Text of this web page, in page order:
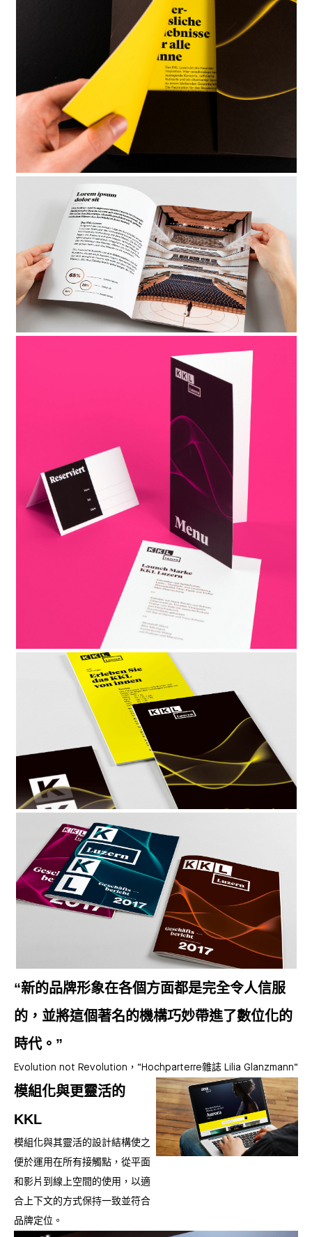
“新的品牌形象在各個方面都是完全令人信服
的，並將這個著名的機構巧妙帶進了數位化的
時代。”
Evolution not Revolution，“Hochparterre雜誌 Lilia Glanzmann“
模組化與更靈活的
KKL
模組化與其靈活的設計結構使之
便於運用在所有接觸點，從平面
和影片到線上空間的使用，以適
合上下文的方式保持一致並符合
品牌定位。